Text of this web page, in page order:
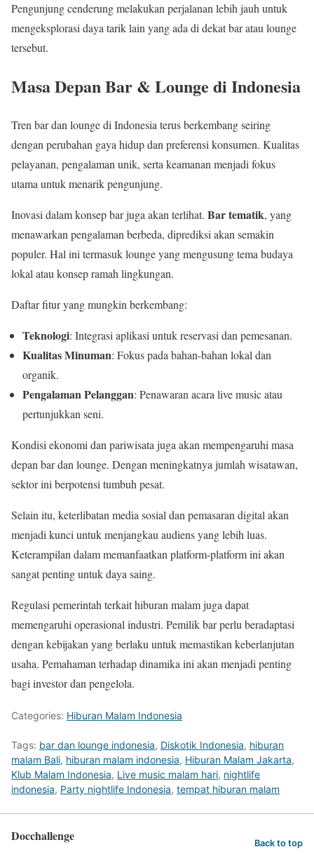
Pengunjung cenderung melakukan perjalanan lebih jauh untuk
mengeksplorasi daya tarik lain yang ada di dekat bar atau lounge
tersebut.
Masa Depan Bar & Lounge di Indonesia
Tren bar dan lounge di Indonesia terus berkembang seiring
dengan perubahan gaya hidup dan preferensi konsumen. Kualitas
pelayanan, pengalaman unik, serta keamanan menjadi fokus
utama untuk menarik pengunjung.
Inovasi dalam konsep bar juga akan terlihat. Bar tematik, yang
menawarkan pengalaman berbeda, diprediksi akan semakin
populer. Hal ini termasuk lounge yang mengusung tema budaya
lokal atau konsep ramah lingkungan.
Daftar fitur yang mungkin berkembang:
Teknologi: Integrasi aplikasi untuk reservasi dan pemesanan.
Kualitas Minuman: Fokus pada bahan-bahan lokal dan
organik.
Pengalaman Pelanggan: Penawaran acara live music atau
pertunjukkan seni.
Kondisi ekonomi dan pariwisata juga akan mempengaruhi masa
depan bar dan lounge. Dengan meningkatnya jumlah wisatawan,
sektor ini berpotensi tumbuh pesat.
Selain itu, keterlibatan media sosial dan pemasaran digital akan
menjadi kunci untuk menjangkau audiens yang lebih luas.
Keterampilan dalam memanfaatkan platform-platform ini akan
sangat penting untuk daya saing.
Regulasi pemerintah terkait hiburan malam juga dapat
memengaruhi operasional industri. Pemilik bar perlu beradaptasi
dengan kebijakan yang berlaku untuk memastikan keberlanjutan
usaha. Pemahaman terhadap dinamika ini akan menjadi penting
bagi investor dan pengelola.
Categories: Hiburan Malam Indonesia
Tags: bar dan lounge indonesia, Diskotik Indonesia, hiburan
malam Bali, hiburan malam indonesia, Hiburan Malam Jakarta,
Klub Malam Indonesia, Live music malam hari, nightlife
indonesia, Party nightlife Indonesia, tempat hiburan malam
Docchallenge Back to top